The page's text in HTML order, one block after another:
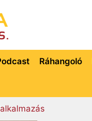
Ráhangoló